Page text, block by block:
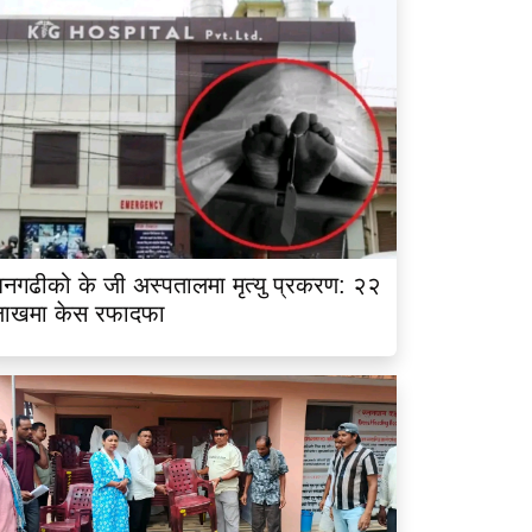
के जी अस्पतालमा मृत्यु प्रकरण: २२
केस रफादफा